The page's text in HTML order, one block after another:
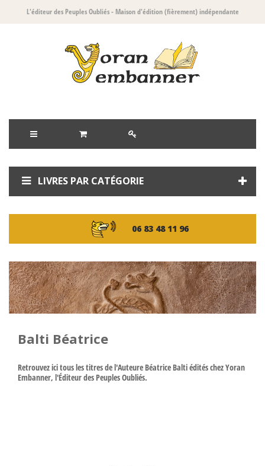
L'éditeur des Peuples Oubliés- Maison d'édition (fièrement) indépendante
LIVRES PAR CATÉGORIE
06 83 48 11 96
Balti Béatrice
Retrouvez ici tous les titres de l'Auteure Béatrice Balti édités chez Yoran
Embanner, l'Éditeur des Peuples Oubliés.